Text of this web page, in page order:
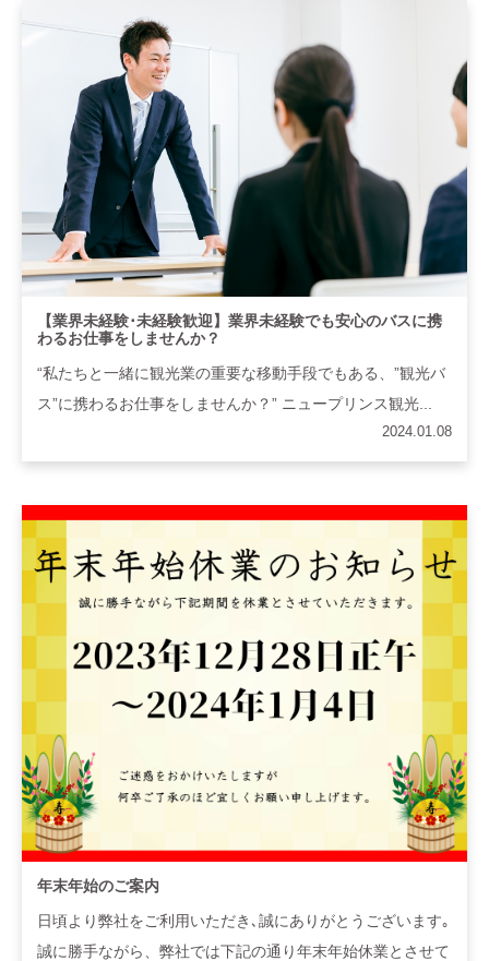
【業界未経験･未経験歓迎】業界未経験でも安心のバスに携
わるお仕事をしませんか？
“私たちと一緒に観光業の重要な移動手段でもある、”観光バ
ス”に携わるお仕事をしませんか？” ニュープリンス観光...
2024.01.08
年末年始のご案内
日頃より弊社をご利用いただき､誠にありがとうございます｡
誠に勝手ながら、弊社では下記の通り年末年始休業とさせて